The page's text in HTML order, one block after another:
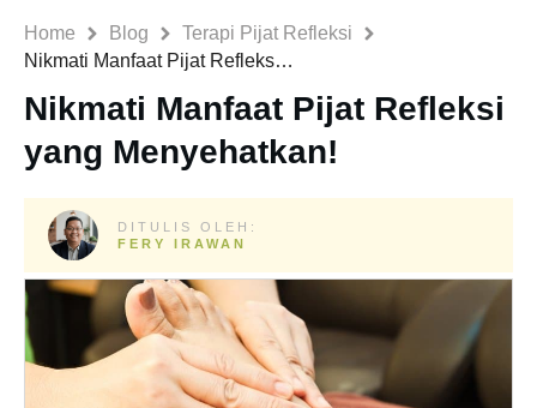
Home Blog
Terapi Pijat Refleksi
Nikmati Manfaat Pijat Refleksi yang Menyehatkan!
Nikmati Manfaat Pijat Refleksi
yang Menyehatkan!
DITULIS OLEH:
FERY IRAWAN